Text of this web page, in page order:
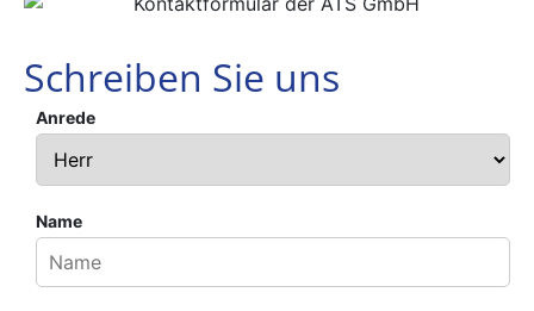
Schreiben Sie uns
Anrede
Name